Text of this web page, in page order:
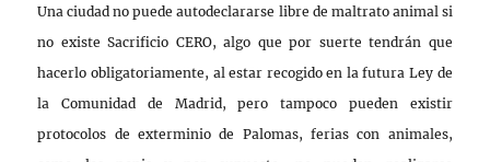
Una ciudad no puede autodeclararse libre de maltrato animal si
no existe Sacrificio CERO, algo que por suerte tendrán que
hacerlo obligatoriamente, al estar recogido en la futura Ley de
la Comunidad de Madrid, pero tampoco pueden existir
protocolos de exterminio de Palomas, ferias con animales,